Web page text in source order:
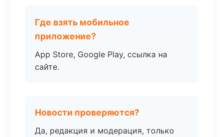
Где взять мобильное
приложение?
App Store, Google Play, ссылка на
сайте.
Новости проверяются?
Да, редакция и модерация, только